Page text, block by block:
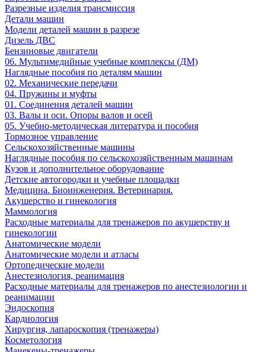
Разрезные изделия трансмиссия
Детали машин
Модели деталей машин в разрезе
Дизель ДВС
Бензиновые двигатели
06. Мультимедийные учебные комплексы (ДМ)
Наглядные пособия по деталям машин
02. Механические передачи
04. Пружины и муфты
01. Соединения деталей машин
03. Валы и оси. Опоры валов и осей
05. Учебно-методическая литература и пособия
Тормозное управление
Сельскохозяйственные машины
Наглядные пособия по сельскохозяйственным машинам
Кузов и дополнительное оборудование
Детские автогородки и учебные площадки
Медицина. Биоинженерия. Ветеринария.
Акушерство и гинекология
Маммология
Расходные материалы для тренажеров по акушерству и
гинекологии
Анатомические модели
Анатомические модели и атласы
Ортопедические модели
Анестезиология, реанимация
Расходные материалы для тренажеров по анестезиологии и
реанимации
Эндоскопия
Кардиология
Хирургия, лапароскопия (тренажеры)
Косметология